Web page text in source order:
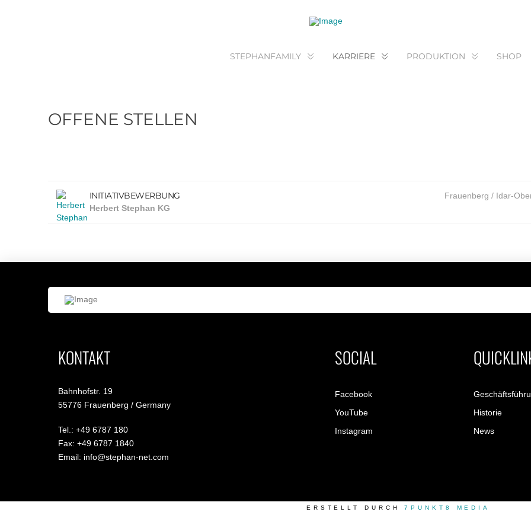
STEPHANFAMILY KARRIERE PRODUKTION SHOP
OFFENE STELLEN
INITIATIVBEWERBUNG
Herbert Stephan KG
Frauenberg / Idar-
KONTAKT
Bahnhofstr. 19
55776 Frauenberg / Germany
Tel.: +49 6787 180
Fax: +49 6787 1840
Email: info@stephan-net.com
SOCIAL
Facebook
YouTube
Instagram
Historie
News
ERSTELLT DURCH7PUNKT8 MEDIA